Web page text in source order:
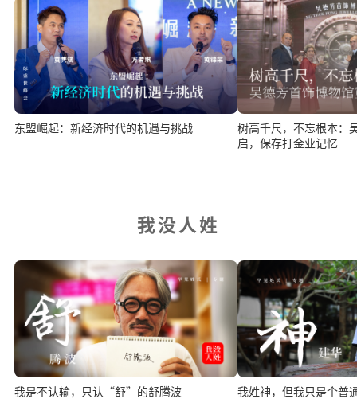
东盟崛起：新经济时代的机遇与挑战
树高千尺，不忘根本：
启，保存打金业记忆
我没人姓
我是不认输，只认“舒”的舒腾波 我姓神，但我只是个普